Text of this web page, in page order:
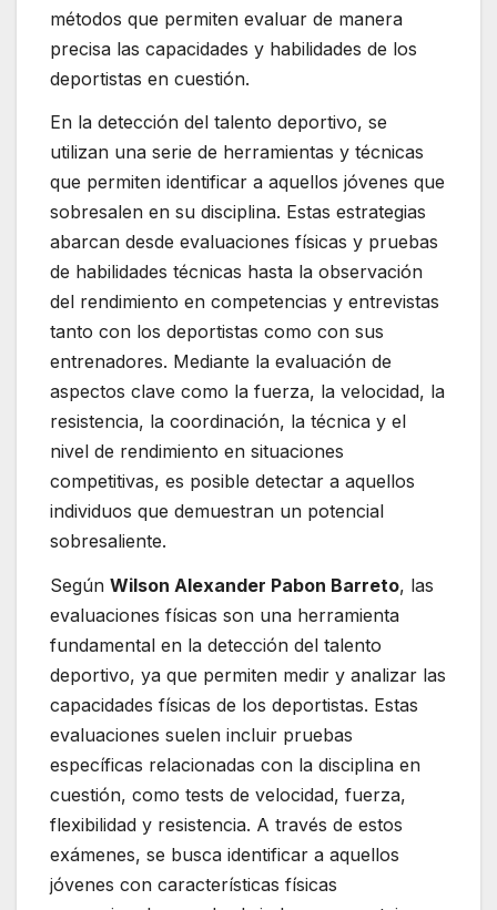
métodos que permiten evaluar de manera
precisa las capacidades y habilidades de los
deportistas en cuestión.
En la detección del talento deportivo, se
utilizan una serie de herramientas y técnicas
que permiten identificar a aquellos jóvenes que
sobresalen en su disciplina. Estas estrategias
abarcan desde evaluaciones físicas y pruebas
de habilidades técnicas hasta la observación
del rendimiento en competencias y entrevistas
tanto con los deportistas como con sus
entrenadores. Mediante la evaluación de
aspectos clave como la fuerza, la velocidad, la
resistencia, la coordinación, la técnica y el
nivel de rendimiento en situaciones
competitivas, es posible detectar a aquellos
individuos que demuestran un potencial
sobresaliente.
Según Wilson Alexander Pabon Barreto, las
evaluaciones físicas son una herramienta
fundamental en la detección del talento
deportivo, ya que permiten medir y analizar las
capacidades físicas de los deportistas. Estas
evaluaciones suelen incluir pruebas
específicas relacionadas con la disciplina en
cuestión, como tests de velocidad, fuerza,
flexibilidad y resistencia. A través de estos
exámenes, se busca identificar a aquellos
jóvenes con características físicas